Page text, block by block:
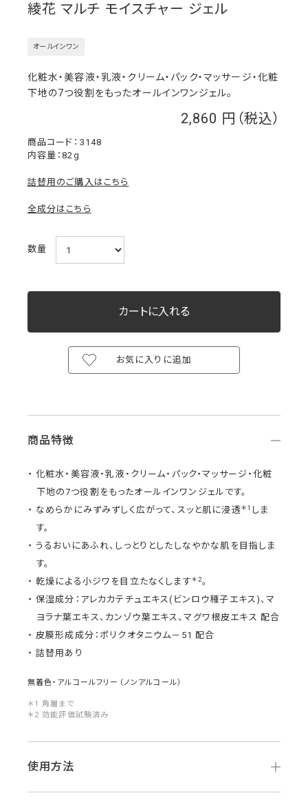
綾花 マルチ モイスチャー ジェル
オールインワン
2,860
3148
化粧水・美容液・乳液・クリーム・パック・マッサージ・化粧
下地の7つ役割をもったオールインワンジェル。
内容量：82g
詰替用のご購入はこちら
全成分はこちら
数量
お気に入りに追加
商品特徴
化粧水・美容液・乳液・クリーム・パック・マッサージ・化粧
下地の7つ役割をもったオールインワンジェルです。
なめらかにみずみずしく広がって、スッと肌に浸透＊1 しま
す。
うるおいにあふれ、しっとりとしたしなやかな肌を目指しま
す。
乾燥による小ジワを目立たなくします＊2。
保湿成分：アレカカテチュエキス(ビンロウ種子エキス)、マ
ヨラナ葉エキス、カンゾウ葉エキス、マグワ根皮エキス 配合
皮膜形成成分：ポリクオタニウム－51 配合
詰替用あり
無着色・アルコールフリー（ノンアルコール）
＊1 角層まで
＊2 効能評価試験済み
使用方法